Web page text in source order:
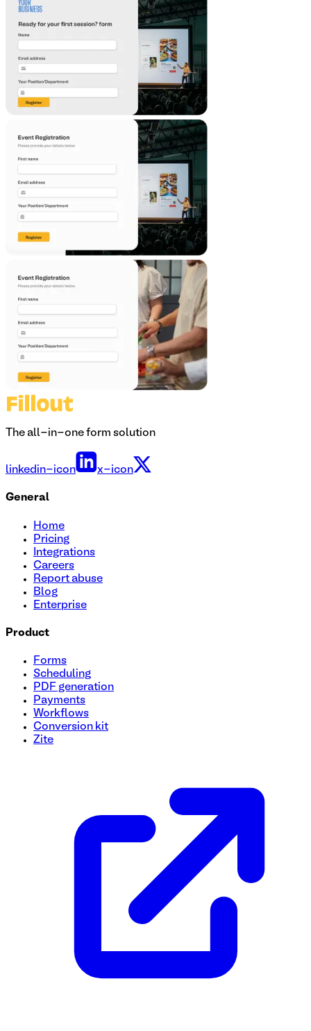
¿Listo para optimizar sus solicitudes de viajes
ayuda a gestionar los detalles de los viajes de los
los gastos estimados y más! Utilice esta plantilla gratuita
The all-in-one form solution
linkedin-icon x-icon
General
Home
Pricing
Integrations
Careers
Report abuse
Blog
Enterprise
Product
Forms
Scheduling
PDF generation
Payments
Workflows
Conversion kit
Zite